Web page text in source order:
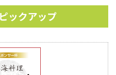
ックアップ